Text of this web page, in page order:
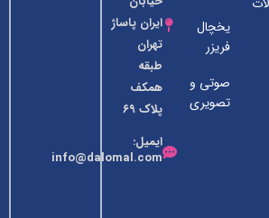
یخچال
فریزر
صوتی و
تصویری
ایران پاساژ
تهران
طبقه
همکف
پلاک ۶۹
ایمیل:
info@dalomal.com